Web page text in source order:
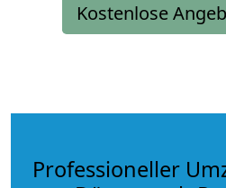
Kostenlose
Professioneller